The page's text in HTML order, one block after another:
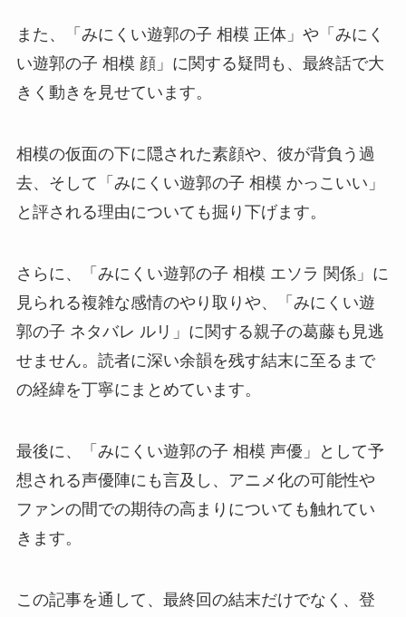
また、「みにくい遊郭の子 相模 正体」や「みにく
い遊郭の子 相模 顔」に関する疑問も、最終話で大
きく動きを見せています。
相模の仮面の下に隠された素顔や、彼が背負う過
去、そして「みにくい遊郭の子 相模 かっこいい」
と評される理由についても掘り下げます。
さらに、「みにくい遊郭の子 相模 エソラ 関係」に
見られる複雑な感情のやり取りや、「みにくい遊
郭の子 ネタバレ ルリ」に関する親子の葛藤も見逃
せません。読者に深い余韻を残す結末に至るまで
の経緯を丁寧にまとめています。
最後に、「みにくい遊郭の子 相模 声優」として予
想される声優陣にも言及し、アニメ化の可能性や
ファンの間での期待の高まりについても触れてい
きます。
この記事を通して、最終回の結末だけでなく、登